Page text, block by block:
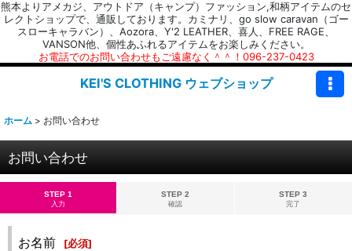
熊本よりアメカジ、アウトドア（キャンプ）ファッション,和柄アイテムのセ
レクトショップで、通販しております。カミナリ、go slow caravan（ゴー
スローキャラバン）、Aozora、Y'2 LEATHER、喜人、FREE RAGE、
VANSON他、個性あふれるアイテムをお楽しみください。
お電話でのお問い合わせもご遠慮なく＾＾！096-237-0423
KEI'S CLOTHING ウェブショップ
ホーム > お問い合わせ
お問い合わせ
STEP 1
入力
STEP 2
確認
STEP 3
完了
お名前 [必須]